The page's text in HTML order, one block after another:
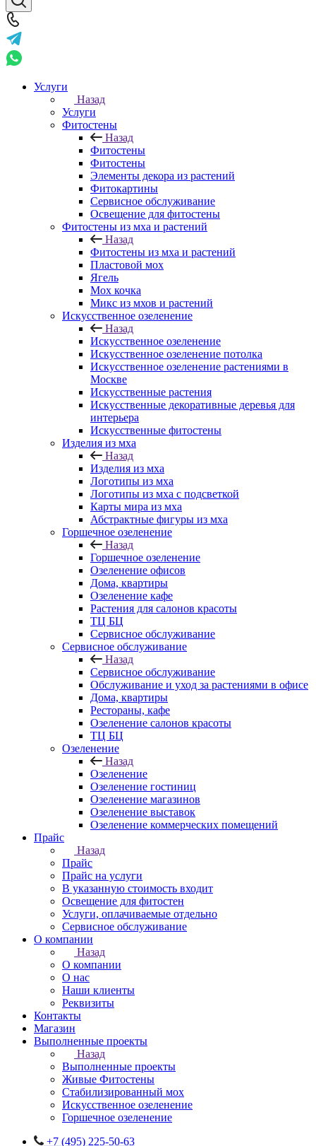
Услуги
Назад
Услуги
Фитостены
Назад
Фитостены
Фитостены
Элементы декора из растений
Фитокартины
Сервисное обслуживание
Освещение для фитостены
Фитостены из мха и растений
Назад
Фитостены из мха и растений
Пластовой мох
Ягель
Мох кочка
Микс из мхов и растений
Искусственное озеленение
Назад
Искусственное озеленение
Искусственное озеленение потолка
Искусственное озеленение растениями в
Москве
Искусственные растения
Искусственные декоративные деревья для
интерьера
Искусственные фитостены
Изделия из мха
Назад
Изделия из мха
Логотипы из мха
Логотипы из мха с подсветкой
Карты мира из мха
Абстрактные фигуры из мха
Горшечное озеленение
Назад
Горшечное озеленение
Озеленение офисов
Дома, квартиры
Озеленение кафе
Растения для салонов красоты
ТЦ БЦ
Сервисное обслуживание
Сервисное обслуживание
Назад
Сервисное обслуживание
Обслуживание и уход за растениями в офисе
Дома, квартиры
Рестораны, кафе
Озеленение салонов красоты
ТЦ БЦ
Озеленение
Назад
Озеленение
Озеленение гостиниц
Озеленение магазинов
Озеленение выставок
Озеленение коммерческих помещений
Прайс
Назад
Прайс
Прайс на услуги
В указанную стоимость входит
Освещение для фитостен
Услуги, оплачиваемые отдельно
Сервисное обслуживание
О компании
Назад
О компании
О нас
Наши клиенты
Реквизиты
Контакты
Магазин
Выполненные проекты
Назад
Выполненные проекты
Живые Фитостены
Стабилизированный мох
Искусственное озеленение
Горшечное озеленение
+7 (495) 225-50-63